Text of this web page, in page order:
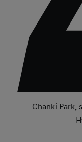
- Chanki Park,